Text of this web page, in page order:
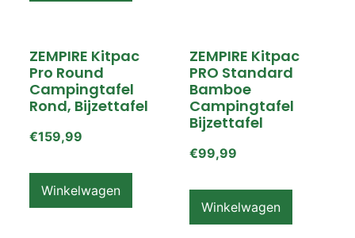
ZEMPIRE Kitpac
Pro Round
Campingtafel
Rond, Bijzettafel
€159,99
Winkelwagen
ZEMPIRE Kitpac
PRO Standard
Bamboe
Campingtafel
Bijzettafel
€99,99
Winkelwagen